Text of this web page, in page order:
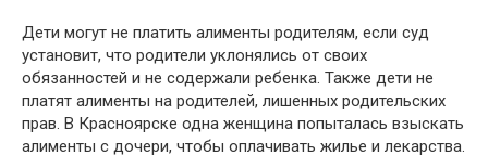
Дети могут не платить алименты родителям, если суд
установит, что родители уклонялись от своих
обязанностей и не содержали ребенка. Также дети не
платят алименты на родителей, лишенных родительских
прав. В Красноярске одна женщина попыталась взыскать
алименты с дочери, чтобы оплачивать жилье и лекарства.